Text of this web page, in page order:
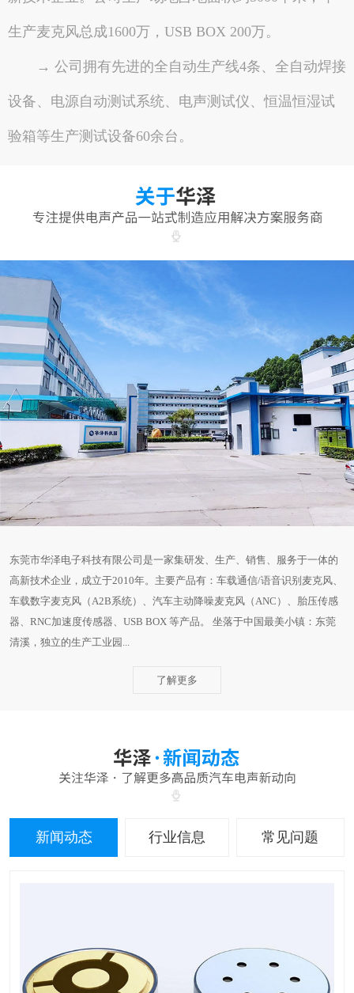
生产麦克风总成1600万，USB BOX 200万。
→ 公司拥有先进的全自动生产线4条、全自动焊接
设备、电源自动测试系统、电声测试仪、恒温恒湿试
验箱等生产测试设备60余台。
东莞市华泽电子科技有限公司是一家集研发、生产、销售、服务于一体的
高新技术企业，成立于2010年。主要产品有：车载通信/语音识别麦克风、
车载数字麦克风（A2B系统）、汽车主动降噪麦克风（ANC）、胎压传感
器、RNC加速度传感器、USB BOX 等产品。 坐落于中国最美小镇：东莞
清溪，独立的生产工业园...
了解更多
新闻动态 行业信息 常见问题